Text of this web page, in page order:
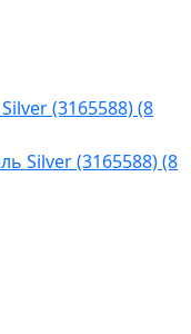
Silver (3165588) (8